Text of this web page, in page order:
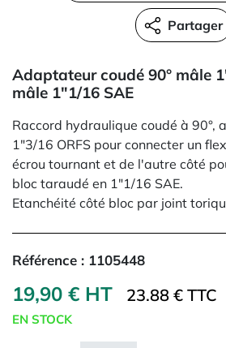
Partager
Adaptateur coudé 90° mâle
mâle 1"1/16 SAE
Raccord hydraulique coudé à 90°,
1"3/16 ORFS pour connecter un
écrou tournant et de l'autre côté
bloc taraudé en 1"1/16 SAE.
Etanchéité côté bloc par joint
Référence : 1105448
19,90 € HT 23.88 € TTC
EN STOCK